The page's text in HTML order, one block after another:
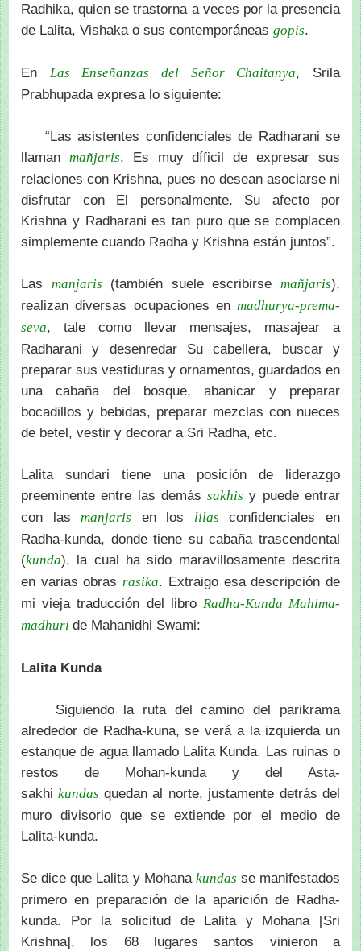
Radhika, quien se trastorna a veces por la presencia
de Lalita, Vishaka o sus contemporáneas gopis.
En Las Enseñanzas del Señor Chaitanya, Srila
Prabhupada expresa lo siguiente:
“Las asistentes confidenciales de Radharani se
llaman mañjaris. Es muy díficil de expresar sus
relaciones con Krishna, pues no desean asociarse ni
disfrutar con El personalmente. Su afecto por
Krishna y Radharani es tan puro que se complacen
simplemente cuando Radha y Krishna están juntos”.
Las manjaris (también suele escribirsemañjaris),
realizan diversas ocupaciones en madhurya-prema-
seva, tale como llevar mensajes, masajear a
Radharani y desenredar Su cabellera, buscar y
preparar sus vestiduras y ornamentos, guardados en
una cabaña del bosque, abanicar y preparar
bocadillos y bebidas, preparar mezclas con nueces
de betel, vestir y decorar a Sri Radha, etc.
Lalita sundari tiene una posición de liderazgo
preeminente entre las demássakhis y puede entrar
con lasmanjaris en los lilas confidenciales en
Radha-kunda, donde tiene su cabaña trascendental
(kunda), la cual ha sido maravillosamente descrita
en varias obrasrasika. Extraigo esa descripción de
mi vieja traducción del libro Radha-Kunda Mahima-
madhuri de Mahanidhi Swami:
Lalita Kunda
Siguiendo la ruta del camino del parikrama
alrededor de Radha-kuna, se verá a la izquierda un
estanque de agua llamado Lalita Kunda. Las ruinas o
restos de Mohan-kunda y del Asta-
sakhikundas quedan al norte, justamente detrás del
muro divisorio que se extiende por el medio de
Lalita-kunda.
Se dice que Lalita y Mohana kundas se manifestados
primero en preparación de la aparición de Radha-
kunda. Por la solicitud de Lalita y Mohana [Sri
Krishna], los 68 lugares santos vinieron a